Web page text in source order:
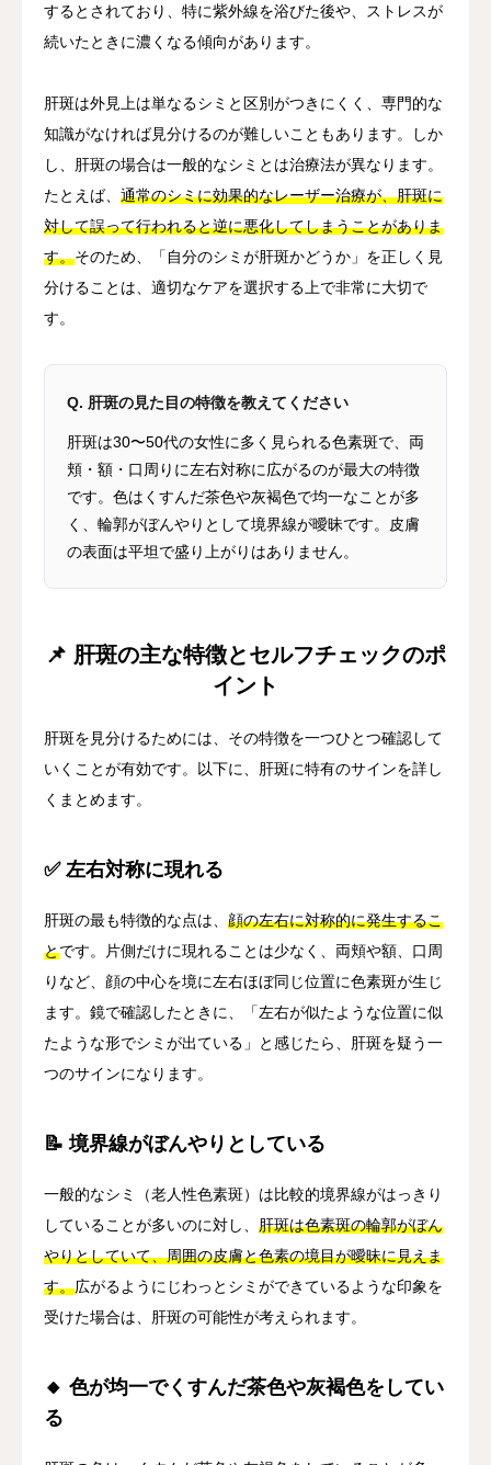
するとされており、特に紫外線を浴びた後や、ストレスが
続いたときに濃くなる傾向があります。
肝斑は外見上は単なるシミと区別がつきにくく、専門的な
知識がなければ見分けるのが難しいこともあります。しか
し、肝斑の場合は一般的なシミとは治療法が異なります。
たとえば、 通常のシミに効果的なレーザー治療が、肝斑に
対して誤って行われると逆に悪化してしまうことがありま
す。そのため、「自分のシミが肝斑かどうか」を正しく見
分けることは、適切なケアを選択する上で非常に大切で
す。
Q. 肝斑の見た目の特徴を教えてください
肝斑は30〜50代の女性に多く見られる色素斑で、両
頬・額・口周りに左右対称に広がるのが最大の特徴
です。色はくすんだ茶色や灰褐色で均一なことが多
く、輪郭がぼんやりとして境界線が曖昧です。皮膚
の表面は平坦で盛り上がりはありません。
📌 肝斑の主な特徴とセルフチェックのポ
イント
肝斑を見分けるためには、その特徴を一つひとつ確認して
いくことが有効です。以下に、肝斑に特有のサインを詳し
くまとめます。
✅ 左右対称に現れる
肝斑の最も特徴的な点は、 顔の左右に対称的に発生するこ
とです。片側だけに現れることは少なく、両頬や額、口周
りなど、顔の中心を境に左右ほぼ同じ位置に色素斑が生じ
ます。鏡で確認したときに、「左右が似たような位置に似
たような形でシミが出ている」と感じたら、肝斑を疑う一
つのサインになります。
📝 境界線がぼんやりとしている
一般的なシミ（老人性色素斑）は比較的境界線がはっきり
していることが多いのに対し、 肝斑は色素斑の輪郭がぼん
やりとしていて、周囲の皮膚と色素の境目が曖昧に見えま
す。広がるようにじわっとシミができているような印象を
受けた場合は、肝斑の可能性が考えられます。
🔸 色が均一でくすんだ茶色や灰褐色をしてい
る